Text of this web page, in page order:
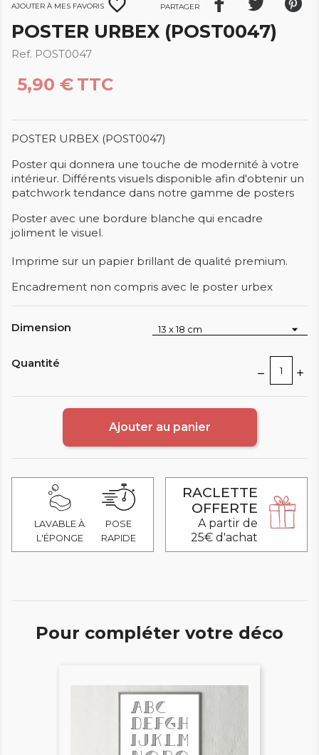
Ajouter à mes favoris favorite_border Partager
POSTER URBEX (POST0047)
Ref. POST0047
5,90 € TTC
POSTER URBEX (POST0047)
Poster qui donnera une touche de modernité à votre
intérieur. Différents visuels disponible afin d'obtenir un
patchwork tendance dans notre gamme de posters
Poster avec une bordure blanche qui encadre
joliment le visuel.
Imprime sur un papier brillant de qualité premium.
Encadrement non compris avec le poster urbex
Dimension
Quantité
Ajouter au panier
LAVABLE À
L'ÉPONGE
POSE
RAPIDE
RACLETTE
OFFERTE
A partir de
25€ d'achat
Pour compléter votre déco